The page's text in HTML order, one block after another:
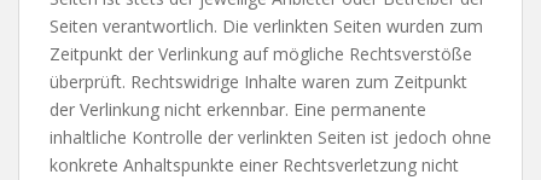
Seiten verantwortlich. Die verlinkten Seiten wurden zum
Zeitpunkt der Verlinkung auf mögliche Rechtsverstöße
überprüft. Rechtswidrige Inhalte waren zum Zeitpunkt
der Verlinkung nicht erkennbar. Eine permanente
inhaltliche Kontrolle der verlinkten Seiten ist jedoch ohne
konkrete Anhaltspunkte einer Rechtsverletzung nicht